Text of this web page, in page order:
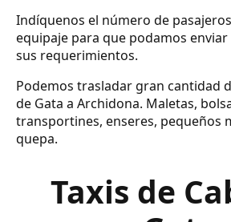
Indíquenos el número de
equipaje para que podamos
sus requerimientos.
Podemos trasladar gran cantidad
de Gata a Archidona. Maletas,
transportines, enseres, pequeños
quepa.
Taxis de